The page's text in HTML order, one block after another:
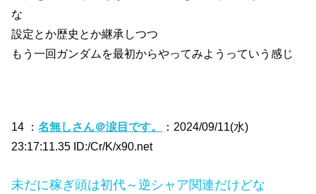
な
設定とか歴史とか継承しつつ
もう一回ガンダムを最初からやってみようっていう感じ
14 ：名無しさん＠涙目です。
：2024/09/11(水)
23:17:11.35 ID:/Cr/K/x90.net
未だに稼ぎ頭は初代～逆シャア関連だけどな